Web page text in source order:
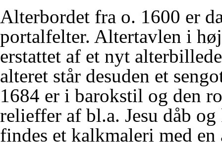
Alterbordet fra o. 1600 er
portalfelter. Altertavlen i
erstattet af et nyt
alteret står desuden et
1684 er i barokstil og den
relieffer af bl.a. Jesu dåb
findes et kalkmaleri med